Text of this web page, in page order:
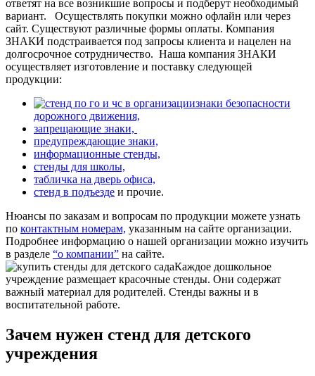
ответят на все возникшие вопросы и подберут необходимый
вариант.
Осуществлять покупки можно офлайн или через
сайт. Существуют различные формы оплаты. Компания
ЗНАКИ подстраивается под запросы клиента и нацелен на
долгосрочное сотрудничество. Наша компания ЗНАКИ
осуществляет изготовление и поставку следующей
продукции:
знаки безопасности
дорожного движения,
запрещающие знаки,
предупреждающие знаки,
информационные стенды,
стенды для школы,
табличка на дверь офиса,
стенд в подъезде и прочие.
Нюансы по заказам и вопросам по продукции можете узнать
по контактным номерам, указанным на сайте организации.
Подробнее информацию о нашей организации можно изучить
в разделе “о компании” на сайте.
Каждое дошкольное
учреждение размещает красочные стенды. Они содержат
важный материал для родителей. Стенды важны и в
воспитательной работе.
Зачем нужен стенд для детского
учреждения